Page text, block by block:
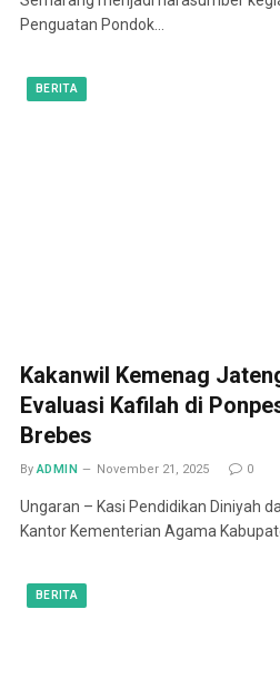
Penguatan Pondok…
BERITA
Kakanwil Kemenag
Evaluasi Kafilah di
Brebes
By ADMIN November 21, 2025 0
Ungaran – Kasi Pendidikan Diniyah
Kantor Kementerian Agama
BERITA